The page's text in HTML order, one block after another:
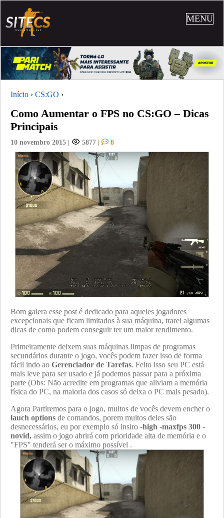
MENU
Início › CS:GO ›
Como Aumentar o FPS no CS:GO – Dicas
Principais
10 novembro 2015 | 5877 | 8
Bom galera esse post é dedicado para aqueles jogadores
excepcionais que ficam limitados à sua máquina, trarei algumas
dicas de como podem conseguir ter um maior rendimento.
Primeiramente deixem suas máquinas limpas de programas
secundários durante o jogo, vocês podem fazer isso de forma
fácil indo ao Gerenciador de Tarefas. Feito isso seu PC está
mais leve para ser usado e já podemos passar para a próxima
parte (Obs: Não acredite em programas que aliviam a memória
física do PC, na maioria dos casos só deixa o PC mais pesado).
Agora Partiremos para o jogo, muitos de vocês devem encher o
lauch options de comandos, porem muitos deles são
desnecessários, eu por exemplo só insiro -high -maxfps 300 -
novid, assim o jogo abrirá com prioridade alta de memória e o
"FPS" tenderá ser o máximo possível .